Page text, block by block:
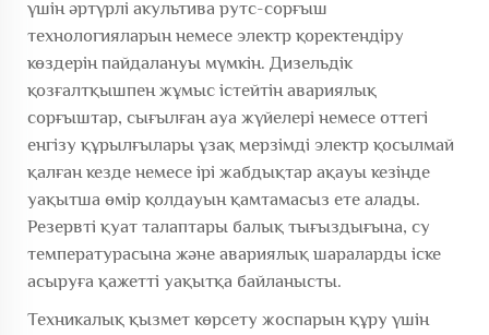
үшін әртүрлі акультива рутс-сорғыш
технологияларын немесе электр қоректендіру
көздерін пайдалануы мүмкін. Дизельдік
қозғалтқышпен жұмыс істейтін авариялық
сорғыштар, сығылған ауа жүйелері немесе оттегі
енгізу құрылғылары ұзақ мерзімді электр қосылмай
қалған кезде немесе ірі жабдықтар ақауы кезінде
уақытша өмір қолдауын қамтамасыз ете алады.
Резервті қуат талаптары балық тығыздығына, су
температурасына және авариялық шараларды іске
асыруға қажетті уақытқа байланысты.
Техникалық қызмет көрсету жоспарын құру үшін